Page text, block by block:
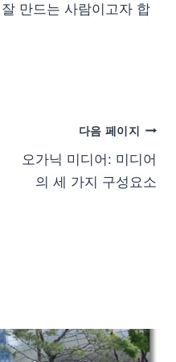
만드는 사람이고자 합
다음 페이지
오가닉 미디어: 미디어
의 세 가지 구성요소